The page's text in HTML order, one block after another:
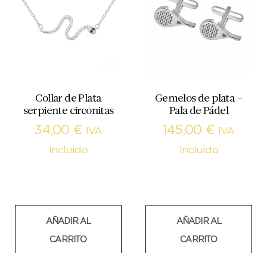
Collar de Plata
serpiente circonitas
34,00 €
IVA
Incluido
AÑADIR AL
CARRITO
Gemelos de plata –
Pala de Pádel
145,00 €
IVA
Incluido
AÑADIR AL
CARRITO